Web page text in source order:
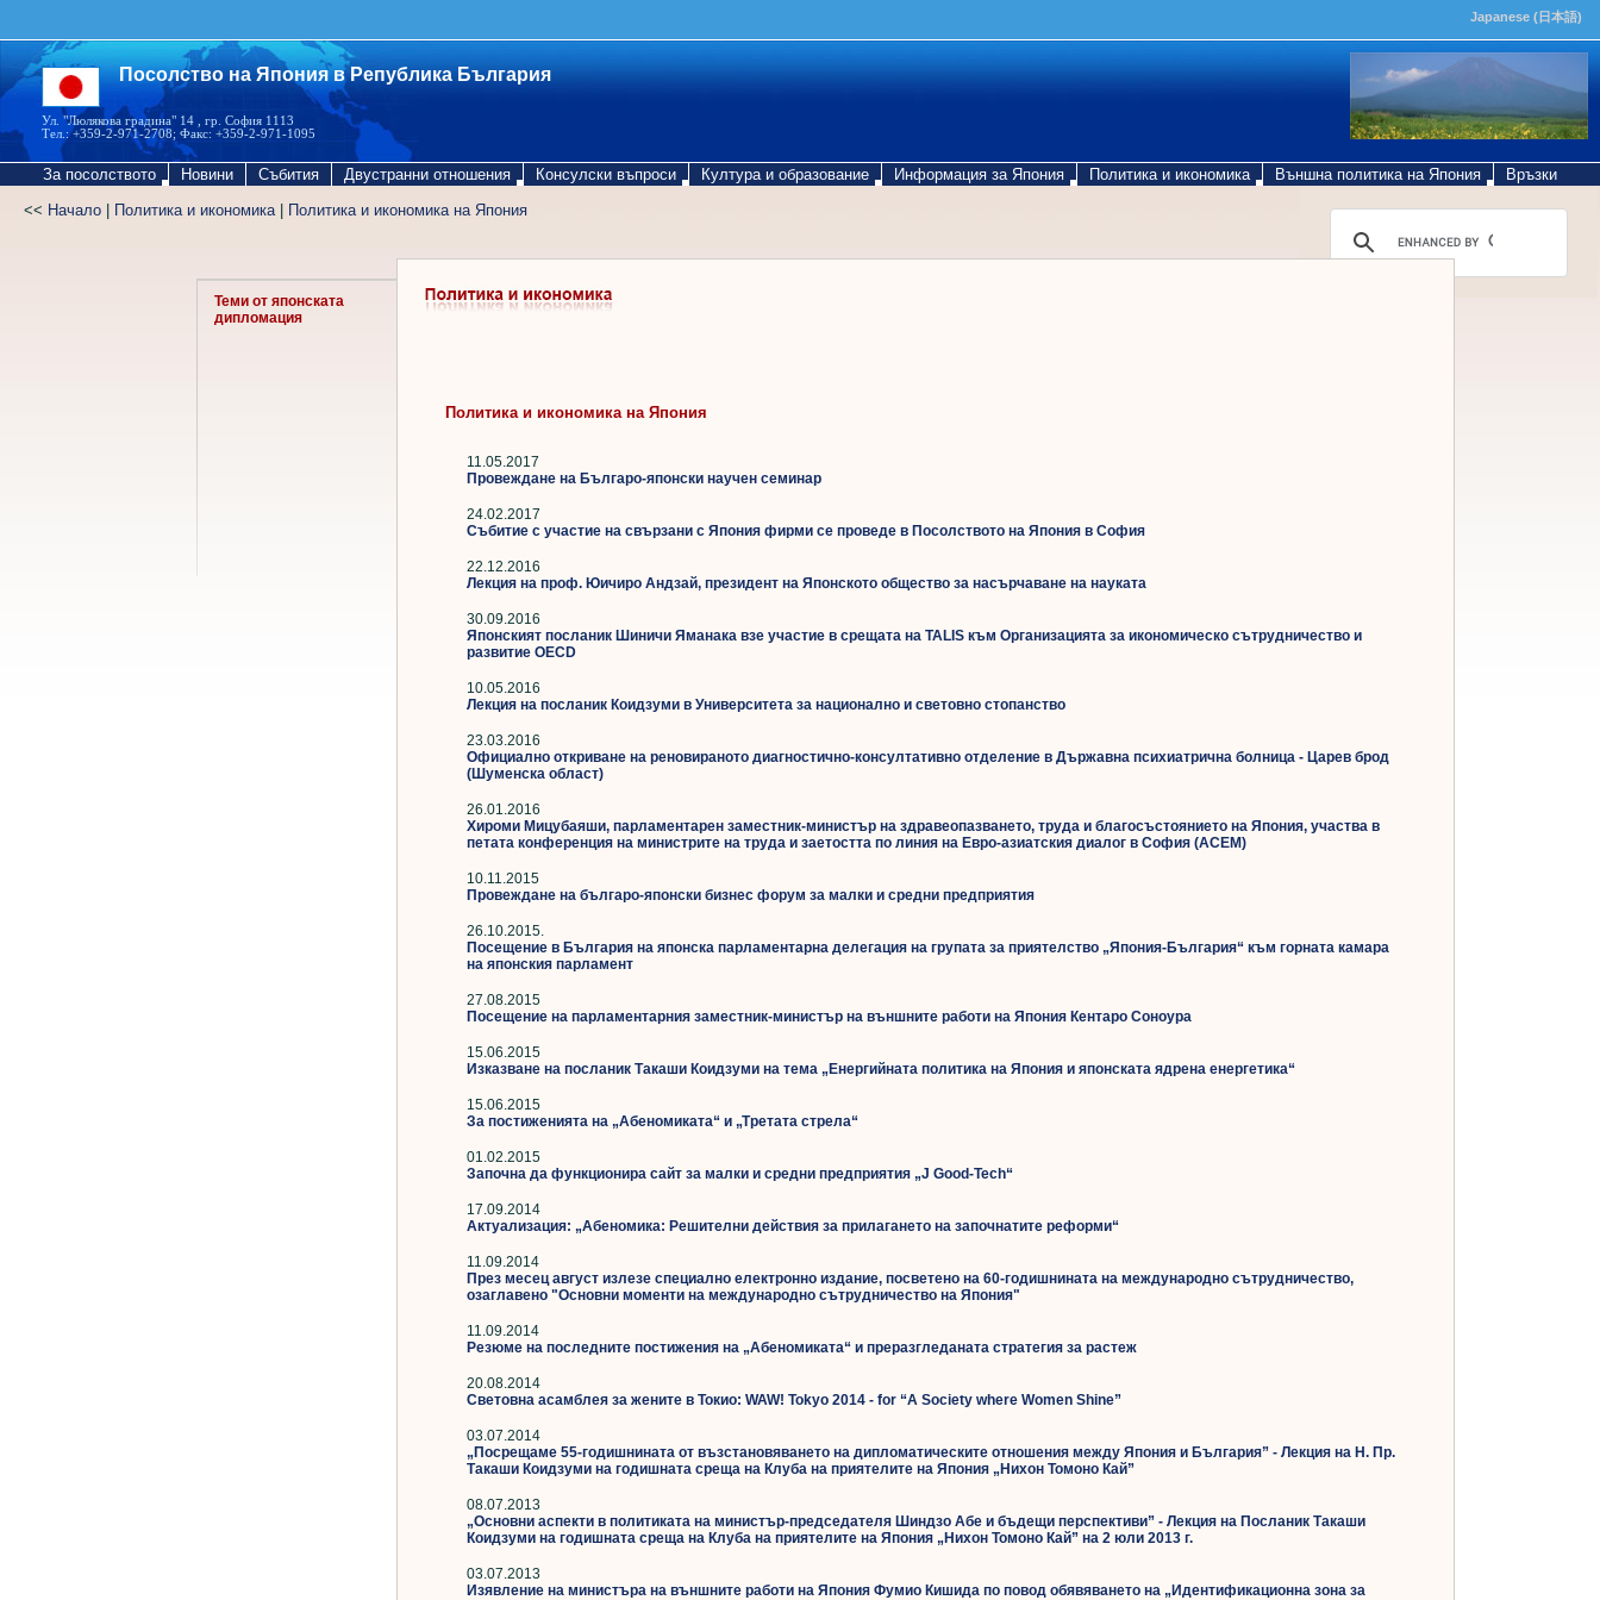
Japanese (日本語)
Посолство на Япония в Република България
Ул. "Люлякова градина" 14 , гр. София 1113
Тел.: +359-2-971-2708; Факс: +359-2-971-1095
За посолството Новини Събития Двустранни отношения Консулски въпроси Култура и образование Информация за Япония Политика и икономика Външна политика на Япония Връзки
<< Начало Политика и икономика| Политика и икономика на Япония
Теми от японската
дипломация
Политика и икономика на Япония
11.05.2017
Провеждане на Българо-японски научен семинар
24.02.2017
Събитие с участие на свързани с Япония фирми се проведе в Посолството на Япония в София
22.12.2016
Лекция на проф. Юичиро Андзай, президент на Японското общество за насърчаване на науката
30.09.2016
Японският посланик Шиничи Яманака взе участие в срещата на TALIS към Организацията за икономическо сътрудничество и
развитие OECD
10.05.2016
Лекция на посланик Коидзуми в Университета за национално и световно стопанство
23.03.2016
Официално откриване на реновираното диагностично-консултативно отделение в Държавна психиатрична болница - Царев брод
(Шуменска област)
26.01.2016
Хироми Мицубаяши, парламентарен заместник-министър на здравеопазването, труда и благосъстоянието на Япония, участва в
петата конференция на министрите на труда и заетостта по линия на Евро-азиатския диалог в София (АСЕМ)
10.11.2015
Провеждане на българо-японски бизнес форум за малки и средни предприятия
26.10.2015.
Посещение в България на японска парламентарна делегация на групата за приятелство „Япония-България“ към горната камара
на японския парламент
27.08.2015
Посещение на парламентарния заместник-министър на външните работи на Япония Кентаро Соноура
15.06.2015
Изказване на посланик Такаши Коидзуми на тема „Енергийната политика на Япония и японската ядрена енергетика“
15.06.2015
За постиженията на „Абеномиката“ и „Третата стрела“
01.02.2015
Започна да функционира сайт за малки и средни предприятия „J Good-Tech“
17.09.2014
Актуализация: „Абеномика: Решителни действия за прилагането на започнатите реформи“
11.09.2014
През месец август излезе специално електронно издание, посветено на 60-годишнината на международно сътрудничество,
озаглавено "Основни моменти на международно сътрудничество на Япония"
11.09.2014
Резюме на последните постижения на „Абеномиката“ и преразгледаната стратегия за растеж
20.08.2014
Световна асамблея за жените в Токио: WAW! Tokyo 2014 - for “A Society where Women Shine”
03.07.2014
„Посрещаме 55-годишнината от възстановяването на дипломатическите отношения между Япония и България” - Лекция на Н. Пр.
Такаши Коидзуми на годишната среща на Клуба на приятелите на Япония „Нихон Томоно Кай”
08.07.2013
„Основни аспекти в политиката на министър-председателя Шиндзо Абе и бъдещи перспективи” - Лекция на Посланик Такаши
Коидзуми на годишната среща на Клуба на приятелите на Япония „Нихон Томоно Кай” на 2 юли 2013 г.
03.07.2013
Изявление на министъра на външните работи на Япония Фумио Кишида по повод обявяването на „Идентификационна зона за